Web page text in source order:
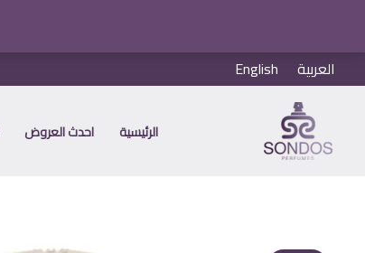
تخطي
إلى
العربية English
الرئيسية احدث العروض